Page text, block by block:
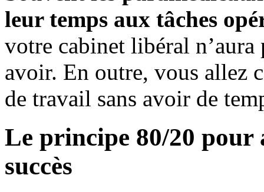
leur temps aux tâches
votre cabinet libéral n’aura
avoir. En outre, vous allez
de travail sans avoir de
Le principe 80/20
succès